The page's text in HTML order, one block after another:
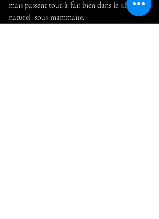
mais passent tout-à-fait bien dans le sillon
naturel  sous-mammaire.